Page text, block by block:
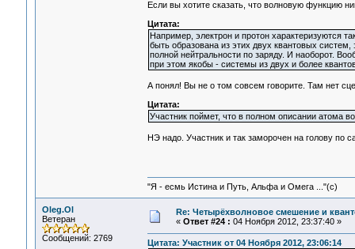
Если вы хотите сказать, что волновую функцию
Цитата:
Например, электрон и протон характеризуются
быть образована из этих двух квантовых
полной нейтральности по заряду. И наоборот.
при этом якобы - системы из двух и более
А понял! Вы не о том совсем говорите. Там нет
Цитата:
Участник поймет, что в полном описании атома
НЭ надо. Участник и так заморочен на голову по
"Я - есмь Истина и Путь, Альфа и Омега ..."(с)
Oleg.Ol
Ветеран
Сообщений: 2769
Re: Четырёхволновое смешение и
« Ответ #24 : 04 Ноября 2012, 23:37:40 »
Цитата: Участник от 04 Ноября 2012, 23:06:14